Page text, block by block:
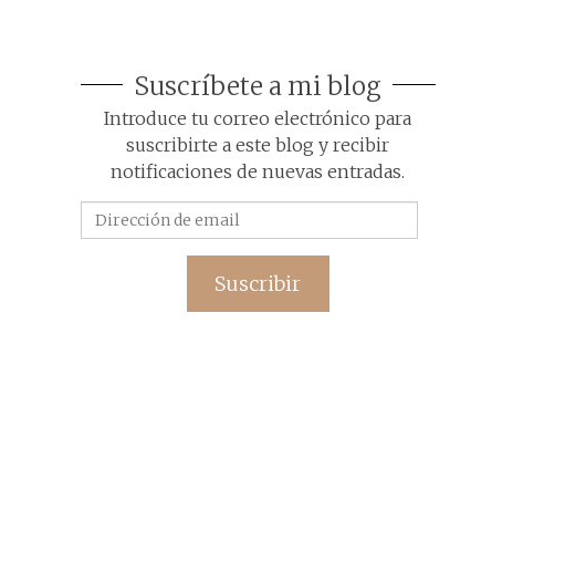
Suscríbete a mi blog
Introduce tu correo electrónico para
suscribirte a este blog y recibir
notificaciones de nuevas entradas.
de
Suscribir